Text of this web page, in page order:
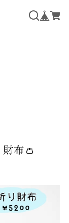
布👛